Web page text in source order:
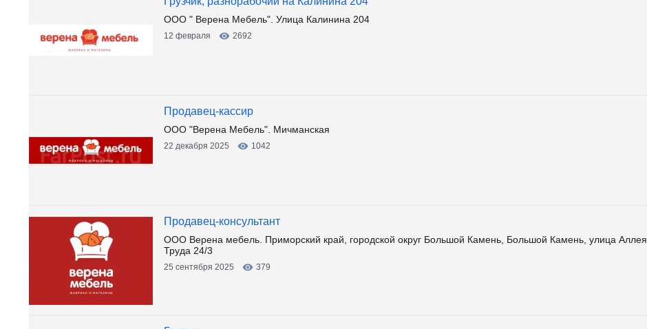
ООО " Верена Мебель". Улица Калинина 204
12 февраля 2692
Продавец-кассир
ООО "Верена Мебель". Мичманская
22 декабря 2025 1042
Продавец-консультант
ООО Верена мебель. Приморский край, городской округ Большой Камень, Большой Камень, улица Аллея
Труда 24/3
25 сентября 2025 379